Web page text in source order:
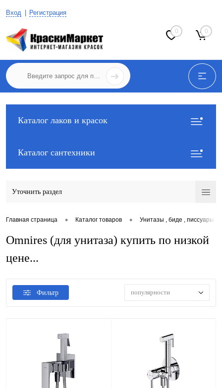
Вход Регистрация
0 0
Каталог лаков и красок
Каталог сантехники
Уточнить раздел
Главная страница • Каталог товаров • Унитазы , биде , писсуары
Omnires (для унитаза) купить по низкой
цене...
Фильтр популярности